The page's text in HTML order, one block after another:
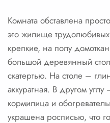
Комната обставлена
это жилище
крепкие, на полу
большой деревянный
скатертью. На столе –
аккуратная. В другом
кормилица и
украшена росписью, что